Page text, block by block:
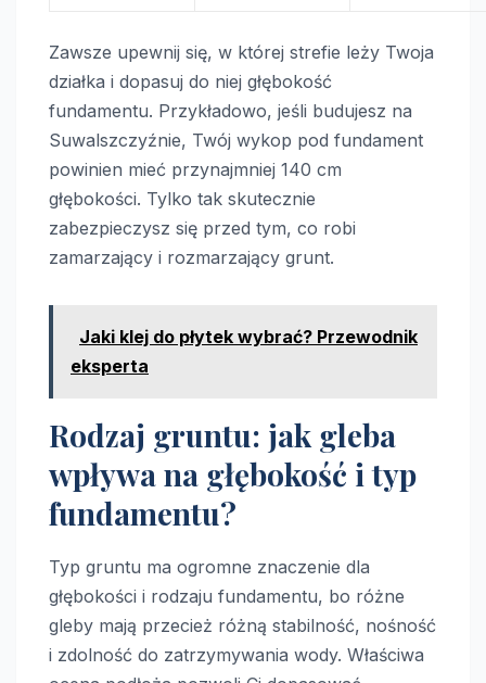
Zawsze upewnij się, w której strefie leży Twoja
działka i dopasuj do niej głębokość
fundamentu. Przykładowo, jeśli budujesz na
Suwalszczyźnie, Twój wykop pod fundament
powinien mieć przynajmniej 140 cm
głębokości. Tylko tak skutecznie
zabezpieczysz się przed tym, co robi
zamarzający i rozmarzający grunt.
Jaki klej do płytek wybrać? Przewodnik
eksperta
Rodzaj gruntu: jak gleba
wpływa na głębokość i typ
fundamentu?
Typ gruntu ma ogromne znaczenie dla
głębokości i rodzaju fundamentu, bo różne
gleby mają przecież różną stabilność, nośność
i zdolność do zatrzymywania wody. Właściwa